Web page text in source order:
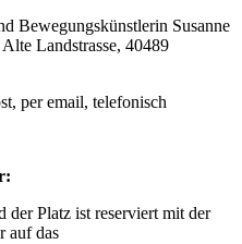
Bewegungskünstlerin Susanne
Landstrasse, 40489
per email, telefonisch
Platz ist reserviert mit der
auf das